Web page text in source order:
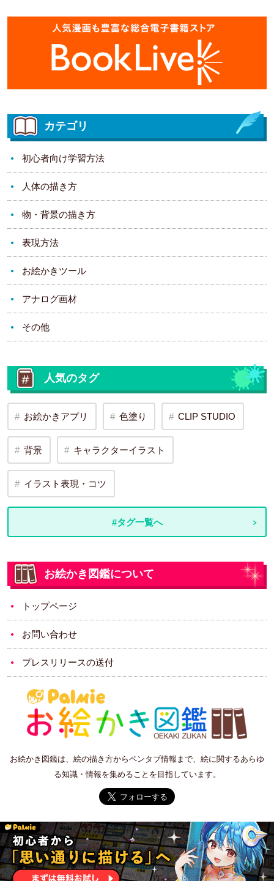
カテゴリ
初心者向け学習方法
人体の描き方
物・背景の描き方
表現方法
お絵かきツール
アナログ画材
その他
人気のタグ
お絵かきアプリ 色塗り CLIP STUDIO
背景 キャラクターイラスト
イラスト表現・コツ
#タグ一覧へ
お絵かき図鑑について
トップページ
お問い合わせ
プレスリリースの送付
お絵かき図鑑は、絵の描き方からペンタブ情報まで、絵に関するあらゆ
る知識・情報を集めることを目指しています。